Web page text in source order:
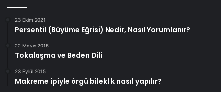
23 Ekim 2021
Persentil (Büyüme Eğrisi) Nedir, Nasıl Yorumlanır?
22 Mayıs 2015
Tokalaşma ve Beden Dili
23 Eylül 2015
Makreme ipiyle örgü bileklik nasıl yapılır?